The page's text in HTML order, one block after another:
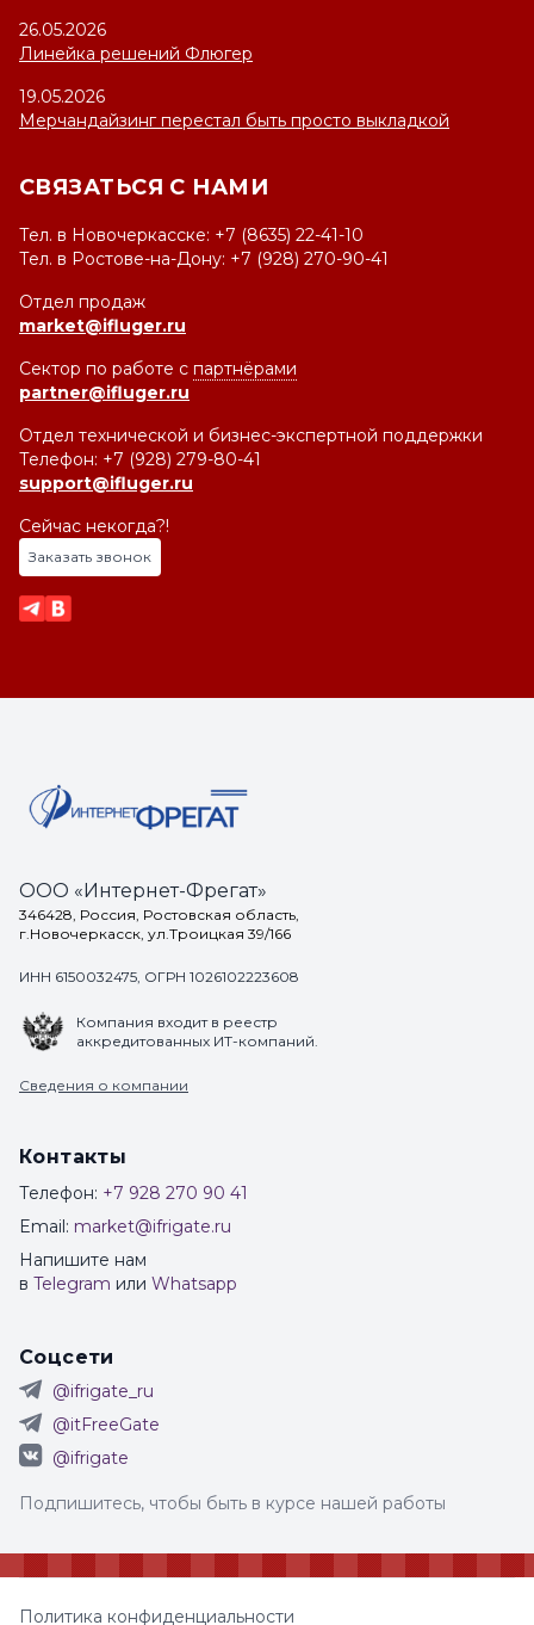
26.05.2026
Линейка решений Флюгер
19.05.2026
Мерчандайзинг перестал быть просто выкладкой
СВЯЗАТЬСЯ С НАМИ
Тел. в Новочеркасске: +7 (8635) 22-41-10
Тел. в Ростове-на-Дону: +7 (928) 270-90-41
Отдел продаж
market@ifluger.ru
Сектор по работе с партнёрами
partner@ifluger.ru
Отдел технической и бизнес-экспертной поддержки
Телефон: +7 (928) 279-80-41
support@ifluger.ru
Сейчас некогда?!
Заказать звонок
ООО «Интернет-Фрегат»
346428, Россия, Ростовская область,
г.Новочеркасск, ул.Троицкая 39/166
ИНН 6150032475, ОГРН 1026102223608
Компания входит в реестр
аккредитованных ИТ-компаний.
Сведения о компании
Контакты
Телефон: +7 928 270 90 41
Email: market@ifrigate.ru
Напишите нам
в Telegram или Whatsapp
Соцсети
@ifrigate_ru
@itFreeGate
@ifrigate
Подпишитесь, чтобы быть в курсе нашей работы
Политика конфиденциальности